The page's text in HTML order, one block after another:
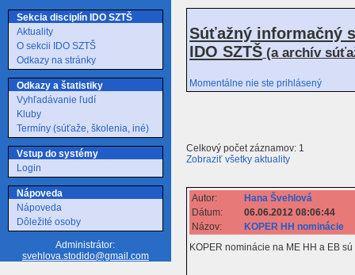
Sekcia disciplín IDO SZTŠ
Aktuality
O sekcii IDO SZTŠ
Odkazy na stránky
Odkazy a štatistiky
Vyhľadávanie ľudí
Kluby
Termíny (súťaže, školenia, iné)
Vstup do systémy
Login
Nápoveda
Nápoveda
Dôležité osoby
Administrátor:
svehlova.stodido@gmail.com
Súťažný informačný
IDO SZTŠ (a archív
Momentálne nie ste prihlásený
Celkový počet záznamov: 1
Zobraziť všetky aktuality
Autor:
Hana Švehlová
Dátum:
06.06.2012 08:06:44
Názov:
KOPER HH nominácie
KOPER nominácie na ME HH a EB